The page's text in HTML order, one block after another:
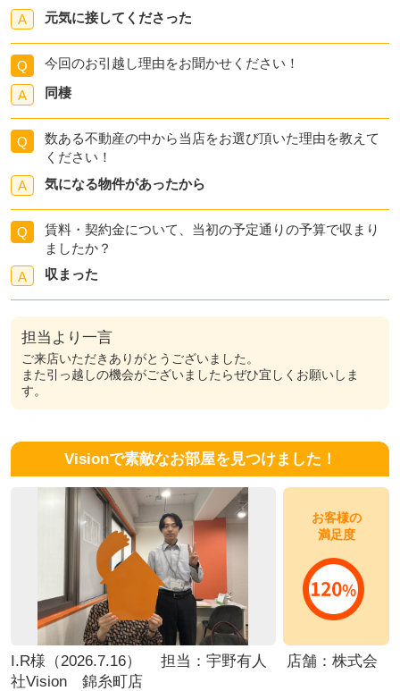
A
元気に接してくださった
Q 今回のお引越し理由をお聞かせください！
A 同棲
Q
数ある不動産の中から当店をお選び頂いた理由を教えて
ください！
A
気になる物件があったから
Q
賃料・契約金について、当初の予定通りの予算で収まり
ましたか？
A
収まった
担当より一言
ご来店いただきありがとうございました。
また引っ越しの機会がございましたらぜひ宜しくお願いしま
す。
Visionで素敵なお部屋を見つけました！
お客様の
満足度
I.R様（2026.7.16） 担当：宇野有人 店舗：株式会
社Vision 錦糸町店